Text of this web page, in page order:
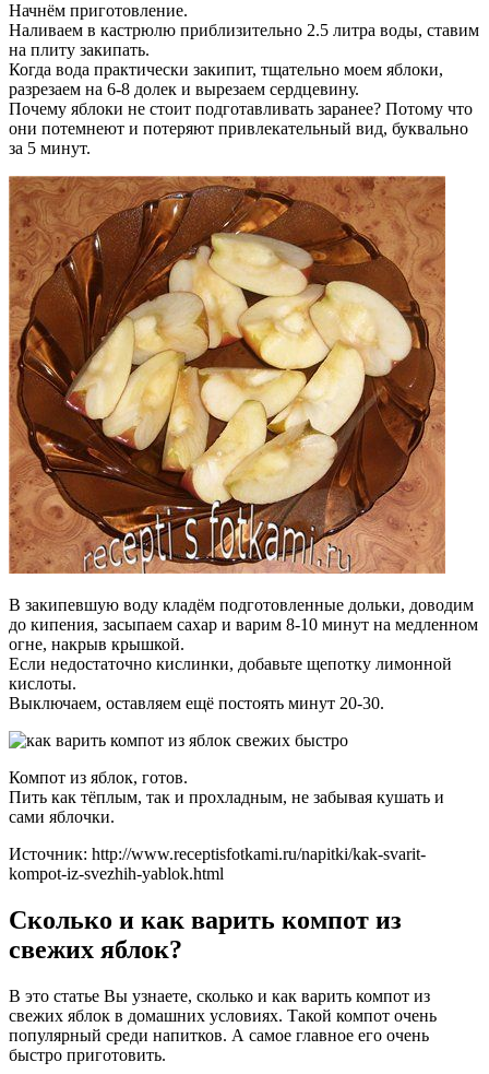
Начнём приготовление.
Наливаем в кастрюлю приблизительно 2.5 литра воды, ставим
на плиту закипать.
Когда вода практически закипит, тщательно моем яблоки,
разрезаем на 6-8 долек и вырезаем сердцевину.
Почему яблоки не стоит подготавливать заранее? Потому что
они потемнеют и потеряют привлекательный вид, буквально
за 5 минут.
В закипевшую воду кладём подготовленные дольки, доводим
до кипения, засыпаем сахар и варим 8-10 минут на медленном
огне, накрыв крышкой.
Если недостаточно кислинки, добавьте щепотку лимонной
кислоты.
Выключаем, оставляем ещё постоять минут 20-30.
Компот из яблок, готов.
Пить как тёплым, так и прохладным, не забывая кушать и
сами яблочки.
Источник: http://www.receptisfotkami.ru/napitki/kak-svarit-
kompot-iz-svezhih-yablok.html
Сколько и как варить компот из
свежих яблок?
В это статье Вы узнаете, сколько и как варить компот из
свежих яблок в домашних условиях. Такой компот очень
популярный среди напитков. А самое главное его очень
быстро приготовить.